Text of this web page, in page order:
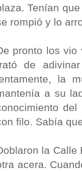
Tenían
rompió y lo
pronto los vio
de
la
a su
filo. Sabía
la Calle
acera.